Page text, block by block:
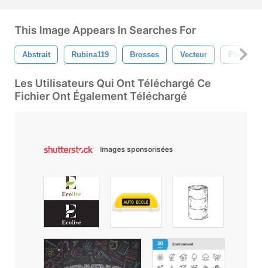
This Image Appears In Searches For
Abstrait Rubina119 Brosses Vecteur
Les Utilisateurs Qui Ont Téléchargé Ce
Fichier Ont Également Téléchargé
Images sponsorisées